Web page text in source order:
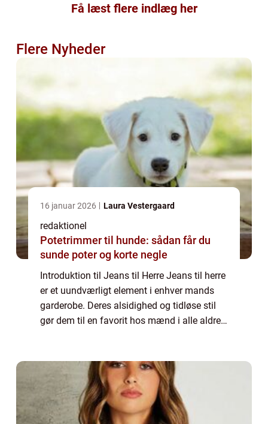
Få læst flere indlæg her
Flere Nyheder
16 januar 2026 Laura Vestergaard
redaktionel
Potetrimmer til hunde: sådan får du
sunde poter og korte negle
Introduktion til Jeans til Herre Jeans til herre
er et uundværligt element i enhver mands
garderobe. Deres alsidighed og tidløse stil
gør dem til en favorit hos mænd i alle aldre.